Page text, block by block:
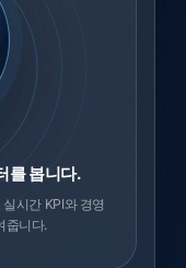
를 봅니다.
시간 KPI와 경영
줍니다.